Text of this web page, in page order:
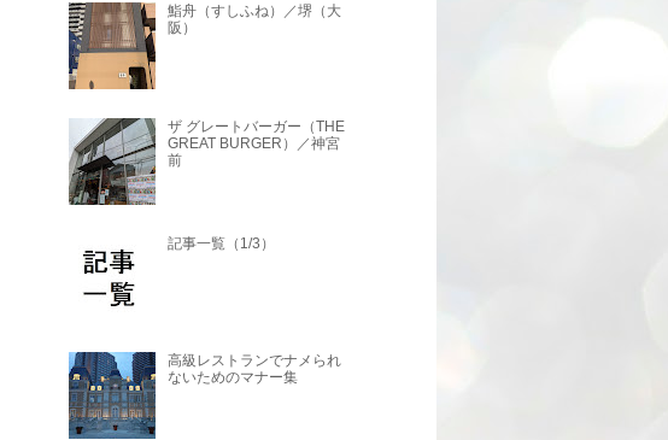
鮨舟（すしふね）／堺（大
阪）
ザ グレートバーガー（THE
GREAT BURGER）／神宮
前
記事一覧（1/3）
高級レストランでナメられ
ないためのマナー集